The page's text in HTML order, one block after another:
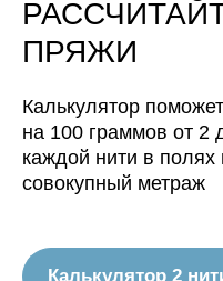
ПРЯЖИ
Калькулятор
на 100 граммов от 2
каждой нити в полях
совокупный метраж
Калькулятор 2
Нить, собранная
будет иметь
будет иметь